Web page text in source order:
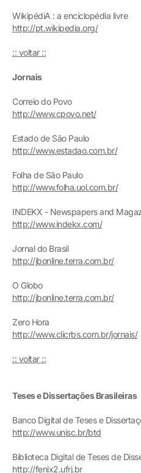
WikipédiA : a enciclopédia livre
http://pt.wikipedia.org/
:: voltar ::
Jornais
Correio do Povo
http://www.cpovo.net/
Estado de São Paulo
http://www.estadao.com.br/
Folha de São Paulo
http://www.folha.uol.com.br/
INDEKX - Newspapers and
http://www.indekx.com/
Jornal do Brasil
http://jbonline.terra.com.br/
O Globo
http://jbonline.terra.com.br/
Zero Hora
http://www.clicrbs.com.br/jornais/
:: voltar ::
Teses e Dissertações Brasileiras
Banco Digital de Teses e
http://www.unisc.br/btd
Biblioteca Digital de Teses de
http://fenix2.ufrj.br